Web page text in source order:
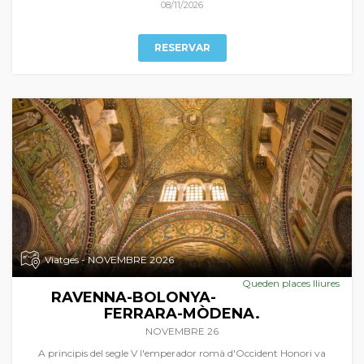
08/11/2026
RESERVAR
Viatges - NOVEMBRE 2026
Queden places lliures
RAVENNA-BOLONYA-
FERRARA-MÒDENA.
NOVEMBRE 26
A principis del segle V l'emperador romà d'Occident Honori va